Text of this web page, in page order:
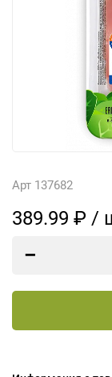
Арт 137682
389.99 ₽ /